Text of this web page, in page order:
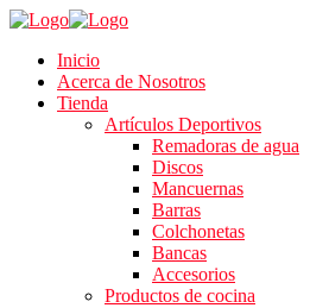
Inicio
Acerca de Nosotros
Tienda
Artículos Deportivos
Remadoras de agua
Discos
Mancuernas
Barras
Colchonetas
Bancas
Accesorios
Productos de cocina